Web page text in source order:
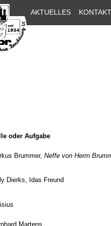
AKTUELLES KONTAKT
oder Aufgabe
Brummer, Neffe von Herrn
Dierks, Idas Freund
Martens,